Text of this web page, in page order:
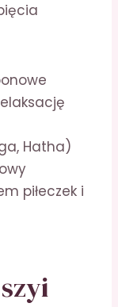
Hatha)
piłeczek i